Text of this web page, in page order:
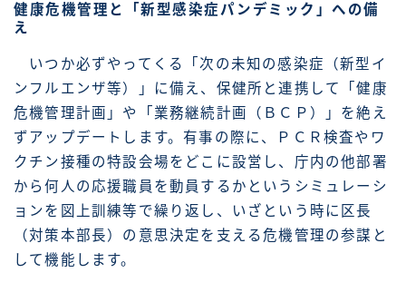
健康危機管理と「新型感染症パンデミック」への備
え
いつか必ずやってくる「次の未知の感染症（新型イ
ンフルエンザ等）」に備え、保健所と連携して「健康
危機管理計画」や「業務継続計画（ＢＣＰ）」を絶え
ずアップデートします。有事の際に、ＰＣＲ検査やワ
クチン接種の特設会場をどこに設営し、庁内の他部署
から何人の応援職員を動員するかというシミュレーシ
ョンを図上訓練等で繰り返し、いざという時に区長
（対策本部長）の意思決定を支える危機管理の参謀と
して機能します。